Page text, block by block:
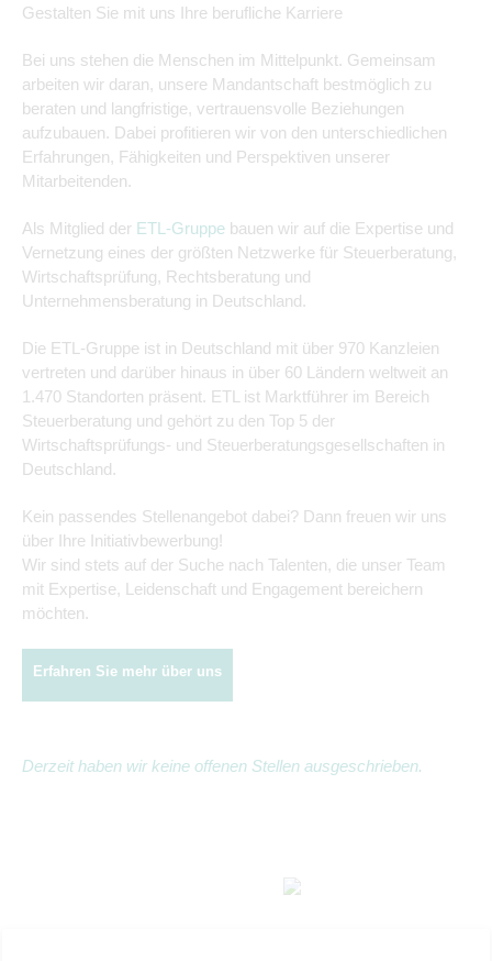
Gestalten Sie mit uns Ihre berufliche Karriere
Bei uns stehen die Menschen im Mittelpunkt. Gemeinsam
arbeiten wir daran, unsere Mandantschaft bestmöglich zu
beraten und langfristige, vertrauensvolle Beziehungen
aufzubauen. Dabei profitieren wir von den unterschiedlichen
Erfahrungen, Fähigkeiten und Perspektiven unserer
Mitarbeitenden.
Als Mitglied der ETL-Gruppe bauen wir auf die Expertise und
Vernetzung eines der größten Netzwerke für Steuerberatung,
Wirtschaftsprüfung, Rechtsberatung und
Unternehmensberatung in Deutschland.
Die ETL-Gruppe ist in Deutschland mit über 970 Kanzleien
vertreten und darüber hinaus in über 60 Ländern weltweit an
1.470 Standorten präsent. ETL ist Marktführer im Bereich
Steuerberatung und gehört zu den Top 5 der
Wirtschaftsprüfungs- und Steuerberatungsgesellschaften in
Deutschland.
Kein passendes Stellenangebot dabei? Dann freuen wir uns
über Ihre Initiativbewerbung!
Wir sind stets auf der Suche nach Talenten, die unser Team
mit Expertise, Leidenschaft und Engagement bereichern
möchten.
Erfahren Sie mehr über uns
Derzeit haben wir keine offenen Stellen ausgeschrieben.